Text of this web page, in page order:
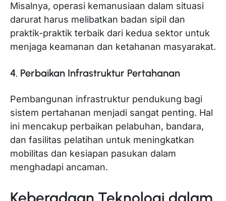
Misalnya, operasi kemanusiaan dalam situasi
darurat harus melibatkan badan sipil dan
praktik-praktik terbaik dari kedua sektor untuk
menjaga keamanan dan ketahanan masyarakat.
4. Perbaikan Infrastruktur Pertahanan
Pembangunan infrastruktur pendukung bagi
sistem pertahanan menjadi sangat penting. Hal
ini mencakup perbaikan pelabuhan, bandara,
dan fasilitas pelatihan untuk meningkatkan
mobilitas dan kesiapan pasukan dalam
menghadapi ancaman.